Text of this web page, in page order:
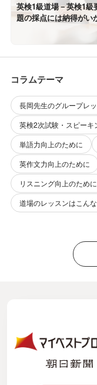
英検1級道場－英検1級
題の採点には納得がい
点が多々見られます（
版 2026/08/08 16：
コラムテーマ
長岡先生のグループレ
英検2次試験・スピーキ
単語力向上のために
英作文力向上のために
リスニング向上のために
道場のレッスンはこん